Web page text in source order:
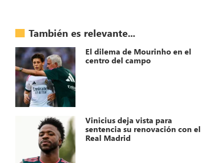
También es relevante...
El dilema de Mourinho en el
centro del campo
Vinicius deja vista para
sentencia su renovación con el
Real Madrid